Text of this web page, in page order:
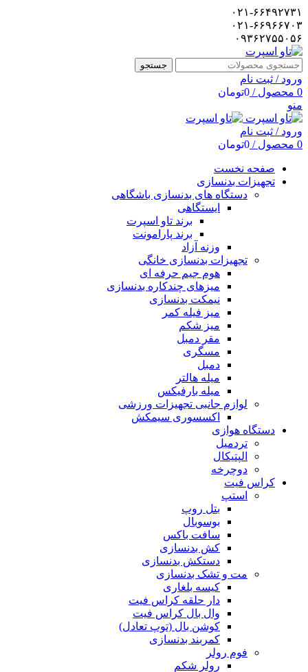
۰۲۱-۶۶۴۹۲۷۳۱
۰۲۱-۶۶۹۶۶۷۰۳
۰۹۳۶۲۷۵۵۰۵۶
جستجو
ورود / ثبت نام
0 محصول / تومان0
منو
ورود / ثبت نام
0 محصول / تومان0
صفحه نخست
تجهیزات بدنسازی
دستگاه های بدنسازی باشگاهی
ایستگاهی
برند تاو اسپرت
برند پارامونت
وزنه آزاد
تجهیزات بدنسازی خانگی
هوم جیم حرفه ای
میزهای چندکاره بدنسازی
نیمکت بدنسازی
میز فیله کمر
میز شکم
مقر دمبل
مسگری
دمبل
میله هالتر
میله بارفیکس
لوازم جانبی تجهیزات ورزشی
اکسسوری سیمکش
دستگاه هوازی
تردمیل
الپتیکال
دوچرخه
کراس فیت
استپ
بتل روپ
بوسوبال
سافت باکس
کش بدنسازی
دستکش بدنسازی
مت و تشک بدنسازی
کیسه بلغاری
دار حلقه کراس فیت
وال بال کراس فیت
کوشن بال (توپ تعادل)
کمربند بدنسازی
فوم رولر
رولر شکم